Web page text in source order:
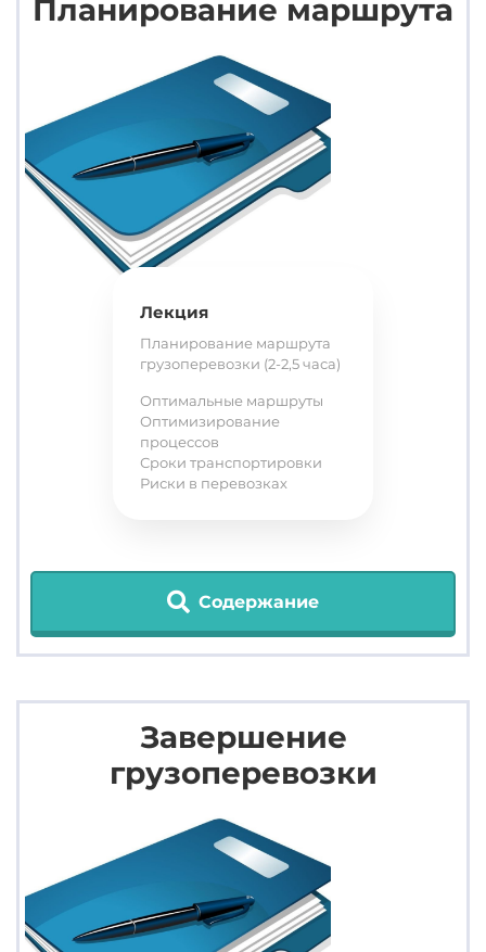
Планирование маршрута
Лекция
Планирование маршрута
грузоперевозки (2-2,5 часа)
Оптимальные маршруты
Оптимизирование
процессов
Сроки транспортировки
Риски в перевозках
Содержание
Завершение
грузоперевозки